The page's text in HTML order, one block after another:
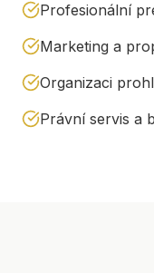
Profesionální
Marketing a
Organizaci
Právní servis a